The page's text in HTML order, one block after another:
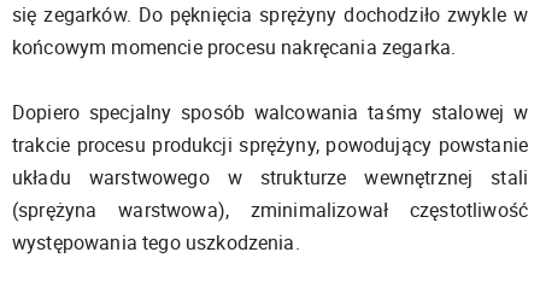
się zegarków. Do pęknięcia sprężyny dochodziło zwykle w
końcowym momencie procesu nakręcania zegarka.
Dopiero specjalny sposób walcowania taśmy stalowej w
trakcie procesu produkcji sprężyny, powodujący powstanie
układu warstwowego w strukturze wewnętrznej stali
(sprężyna warstwowa), zminimalizował częstotliwość
występowania tego uszkodzenia.